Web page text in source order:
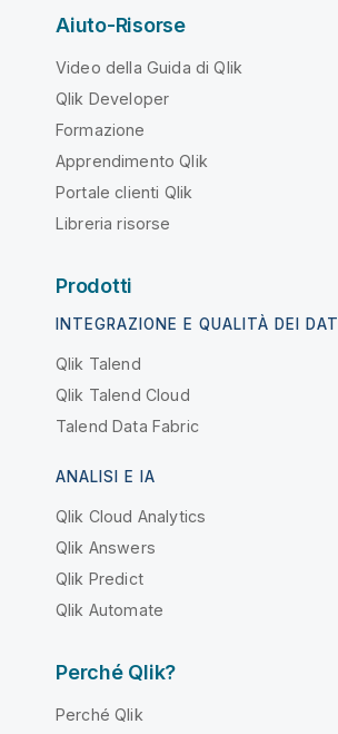
Aiuto-Risorse
Video della Guida di Qlik
Qlik Developer
Formazione
Apprendimento Qlik
Portale clienti Qlik
Libreria risorse
Prodotti
INTEGRAZIONE E QUALITÀ DEI DATI
Qlik Talend
Qlik Talend Cloud
Talend Data Fabric
ANALISI E IA
Qlik Cloud Analytics
Qlik Answers
Qlik Predict
Qlik Automate
Perché Qlik?
Perché Qlik